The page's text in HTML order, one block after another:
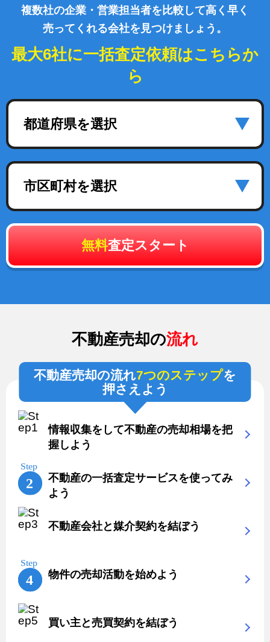
複数社の企業・営業担当者を比較して高く早く
売ってくれる会社を見つけましょう。
最大6社に一括査定依頼はこちらか
ら
都道府県を選択
市区町村を選択
無料査定スタート
不動産売却の流れ
不動産売却の流れ7つのステップを
押さえよう
情報収集をして不動産の売却相場を把
握しよう
不動産の一括査定サービスを使ってみ
よう
不動産会社と媒介契約を結ぼう
物件の売却活動を始めよう
買い主と売買契約を結ぼう